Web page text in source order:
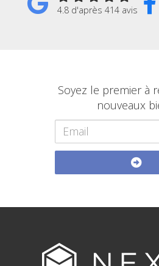
4.8 d'après 414 avis
Soyez le premier à
nouveaux